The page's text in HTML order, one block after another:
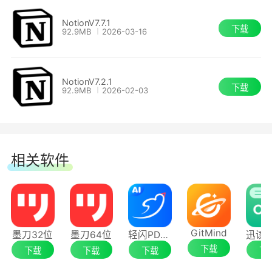
NotionV7.7.1
92.9MB 2026-03-16 下载
NotionV7.2.1
92.9MB 2026-02-03 下载
相关软件
墨刀32位
下载
墨刀64位
下载
轻闪PDF编辑器
下载
GitMind
下载 下